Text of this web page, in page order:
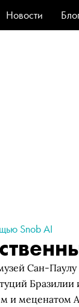
Новости
Snob AI
Сан-Паулу
и меценатом